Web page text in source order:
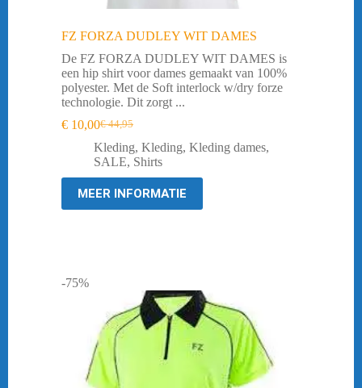
FZ FORZA DUDLEY WIT DAMES
De FZ FORZA DUDLEY WIT DAMES is
een hip shirt voor dames gemaakt van 100%
polyester. Met de Soft interlock w/dry forze
technologie. Dit zorgt ...
€44,95
Oorspronkelijke
prijs
was:
€ 10,00Huidige
prijs
is:
Kleding, Kleding, Kleding dames,
SALE, Shirts
MEER INFORMATIE
-75%